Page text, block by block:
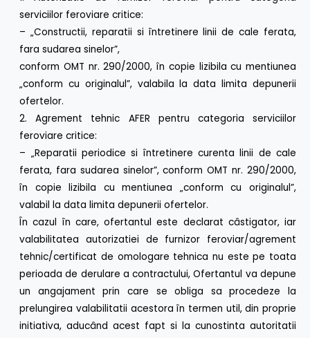
serviciilor feroviare critice:
– „Constructii, reparatii si întretinere linii de cale ferata,
fara sudarea sinelor”,
conform OMT nr. 290/2000, în copie lizibila cu mentiunea
„conform cu originalul”, valabila la data limita depunerii
ofertelor.
2. Agrement tehnic AFER pentru categoria serviciilor
feroviare critice:
– „Reparatii periodice si întretinere curenta linii de cale
ferata, fara sudarea sinelor”, conform OMT nr. 290/2000,
în copie lizibila cu mentiunea „conform cu originalul”,
valabil la data limita depunerii ofertelor.
În cazul în care, ofertantul este declarat câstigator, iar
valabilitatea autorizatiei de furnizor feroviar/agrement
tehnic/certificat de omologare tehnica nu este pe toata
perioada de derulare a contractului, Ofertantul va depune
un angajament prin care se obliga sa procedeze la
prelungirea valabilitatii acestora în termen util, din proprie
initiativa, aducând acest fapt si la cunostinta autoritatii